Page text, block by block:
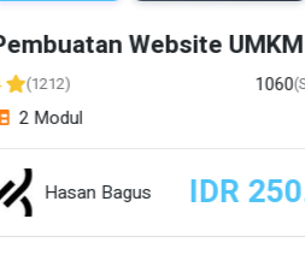
Website UMKM
(1212) 1060
2 Modul
Hasan Bagus IDR